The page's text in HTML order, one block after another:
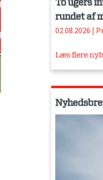
To ugers
rundet af
02.08.2026 |
Læs flere